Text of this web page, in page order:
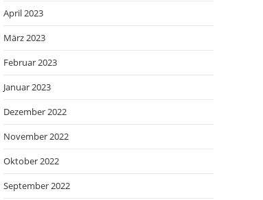
April 2023
März 2023
Februar 2023
Januar 2023
Dezember 2022
November 2022
Oktober 2022
September 2022